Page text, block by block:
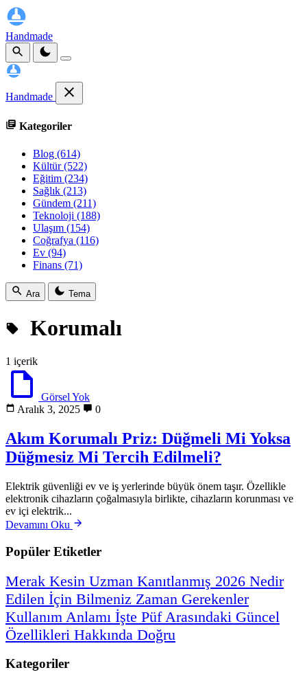
Handmade
Handmade
Kategoriler
Blog (614)
Kültür(522)
Eğitim (234)
Sağlık (213)
Gündem (211)
Teknoloji (188)
Ulaşım (154)
Coğrafya (116)
Ev (94)
Finans (71)
Ara Tema
Korumalı
1 içerik
Görsel Yok
Aralık 3, 2025
0
Akım Korumalı Priz: Düğmeli Mi Yoksa
Düğmesiz Mi Tercih Edilmeli?
Elektrik güvenliği ev ve iş yerlerinde büyük önem taşır. Özellikle
elektronik cihazların çoğalmasıyla birlikte, cihazların korunması ve
ev içi elektrik...
Devamını Oku
Popüler Etiketler
Merak Kesin Uzman Kanıtlanmış 2026 Nedir
Edilen İçin Bilmeniz Zaman Gerekenler
Kullanım Anlamı İşte Püf Arasındaki Güncel
Özellikleri Hakkında Doğru
Kategoriler